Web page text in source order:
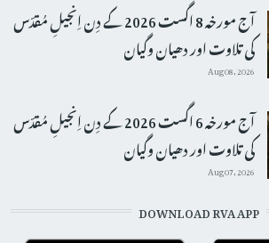
آج مورخہ 8 اگست 2026 کے دِن اِنجیلِ مُقدّس
کی تلاوت اور دھیان وگیان
Aug 08, 2026
آج مورخہ 6 اگست 2026 کے دِن اِنجیلِ مُقدّس
کی تلاوت اور دھیان وگیان
Aug 07, 2026
DOWNLOAD RVA APP